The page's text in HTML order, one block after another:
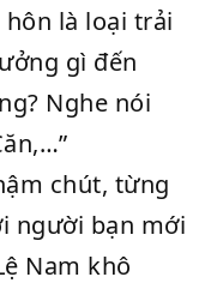
hôn là loại trải
gì đến
Nghe nói
chút, từng
người bạn mới
Nam khô